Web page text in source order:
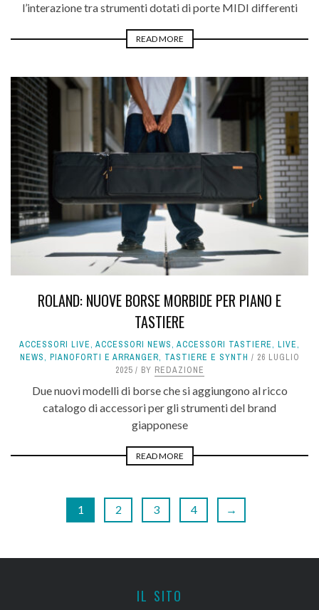
l’interazione tra strumenti dotati di porte MIDI differenti
READ MORE
ROLAND: NUOVE BORSE MORBIDE PER PIANO E
TASTIERE
ACCESSORI LIVE, ACCESSORI NEWS, ACCESSORI TASTIERE, LIVE,
NEWS, PIANOFORTI E ARRANGER, TASTIERE E SYNTH
26 LUGLIO
2025
BY REDAZIONE
Due nuovi modelli di borse che si aggiungono al ricco
catalogo di accessori per gli strumenti del brand
giapponese
READ MORE
1 2 3 4 →
IL SITO